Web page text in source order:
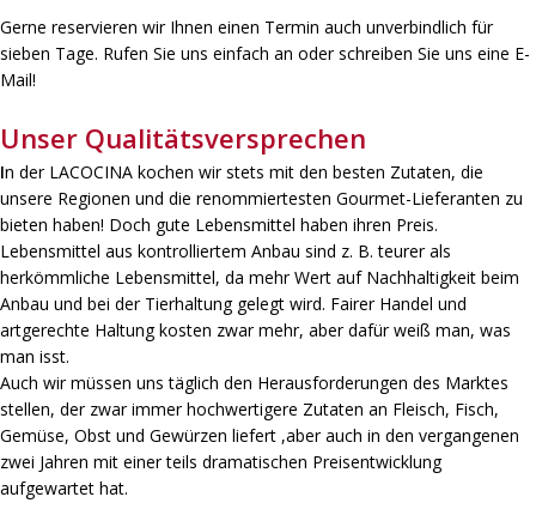
Gerne reservieren wir Ihnen einen Termin auch unverbindlich für
sieben Tage. Rufen Sie uns einfach an oder schreiben Sie uns eine E-
Mail!
Unser Qualitätsversprechen
In der LACOCINA kochen wir stets mit den besten Zutaten, die
unsere Regionen und die renommiertesten Gourmet-Lieferanten zu
bieten haben! Doch gute Lebensmittel haben ihren Preis.
Lebensmittel aus kontrolliertem Anbau sind z. B. teurer als
herkömmliche Lebensmittel, da mehr Wert auf Nachhaltigkeit beim
Anbau und bei der Tierhaltung gelegt wird. Fairer Handel und
artgerechte Haltung kosten zwar mehr, aber dafür weiß man, was
man isst.
Auch wir müssen uns täglich den Herausforderungen des Marktes
stellen, der zwar immer hochwertigere Zutaten an Fleisch, Fisch,
Gemüse, Obst und Gewürzen liefert ,aber auch in den vergangenen
zwei Jahren mit einer teils dramatischen Preisentwicklung
aufgewartet hat.